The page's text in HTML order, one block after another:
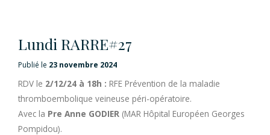
Lundi RARRE#27
Publié le 23 novembre 2024
RDV le 2/12/24 à 18h : RFE Prévention de la maladie
thromboembolique veineuse péri-opératoire.
Avec la Pre Anne GODIER (MAR Hôpital Européen Georges
Pompidou).